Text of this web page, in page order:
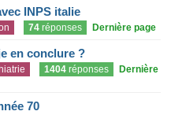
INPS italie
74 réponses Dernière page
en conclure ?
1404 réponses
Dernière
70